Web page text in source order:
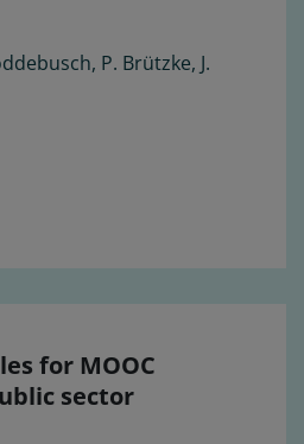
P. Brützke, J.
for MOOC
sector